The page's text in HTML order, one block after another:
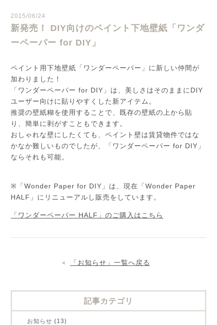
2015/06/24
新発売！ DIY向けのペイント下地壁紙「ワンダ
ーペーパー for DIY」
ペイント用下地壁紙「ワンダーペーパー」に新しい仲間が
加わりました！
「ワンダーペーパー for DIY」は、美しさはそのままにDIY
ユーザー向けに貼りやすくした新アイテム。
推奨の壁紙糊を使用することで、既存の壁紙の上から貼
り、簡単に剥がすこともできます。
おしゃれな壁にしたくても、ペイント壁は賃貸物件ではな
かなか難しいものでしたが、「ワンダーペーパー for DIY」
ならそれも可能。
※「Wonder Paper for DIY」は、現在「Wonder Paper
HALF」にリニューアルし販売をしています。
「ワンダーペーパー HALF」のご購入はこちら
「お知らせ」一覧へ戻る
記事カテゴリ
お知らせ (13)